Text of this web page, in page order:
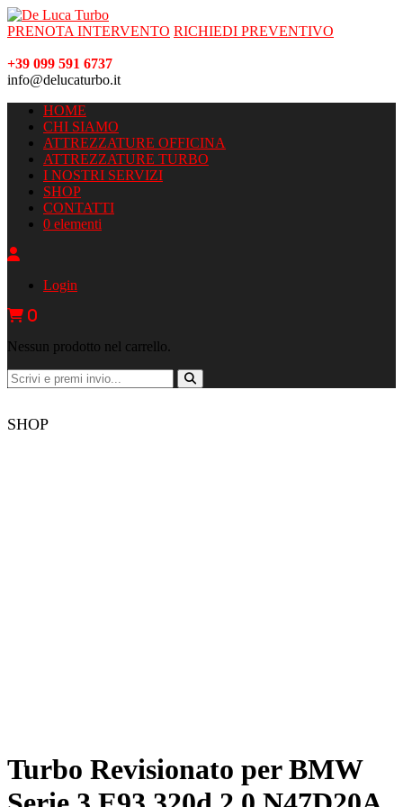
PRENOTA INTERVENTO RICHIEDI PREVENTIVO
+39 099 591 6737
info@delucaturbo.it
HOME
CHI SIAMO
ATTREZZATURE OFFICINA
ATTREZZATURE TURBO
I NOSTRI SERVIZI
SHOP
CONTATTI
0 elementi
Login
0
Nessun prodotto nel carrello.
SHOP
Turbo Revisionato per BMW